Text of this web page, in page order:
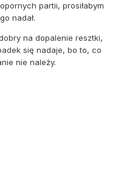
partii, prosiłabym
nadał.
na dopalenie resztki,
się nadaje, bo to, co
nie należy.